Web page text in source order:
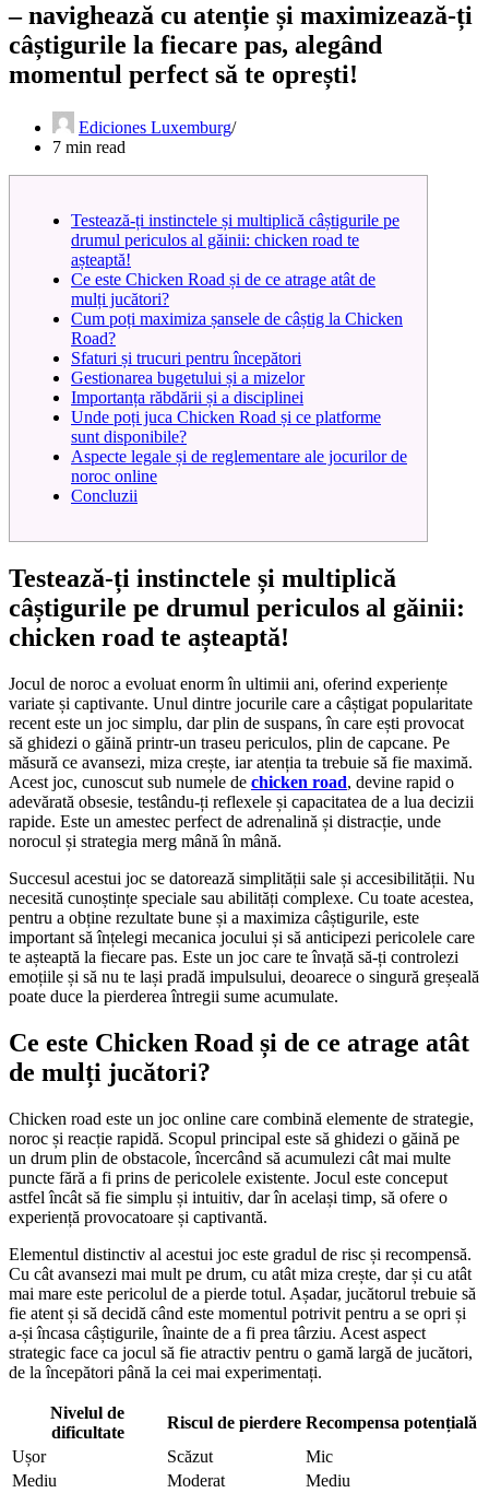
– navighează cu atenție și maximizează-ți
câștigurile la fiecare pas, alegând
momentul perfect să te oprești!
Ediciones Luxemburg
7 min read
Testează-ți instinctele și multiplică câștigurile pe
drumul periculos al găinii: chicken road te
așteaptă!
Ce este Chicken Road și de ce atrage atât de
mulți jucători?
Cum poți maximiza șansele de câștig la Chicken
Road?
Sfaturi și trucuri pentru începători
Gestionarea bugetului și a mizelor
Importanța răbdării și a disciplinei
Unde poți juca Chicken Road și ce platforme
sunt disponibile?
Aspecte legale și de reglementare ale jocurilor de
noroc online
Concluzii
Testează-ți instinctele și multiplică
câștigurile pe drumul periculos al găinii:
chicken road te așteaptă!
Jocul de noroc a evoluat enorm în ultimii ani, oferind experiențe
variate și captivante. Unul dintre jocurile care a câștigat popularitate
recent este un joc simplu, dar plin de suspans, în care ești provocat
să ghidezi o găină printr-un traseu periculos, plin de capcane. Pe
măsură ce avansezi, miza crește, iar atenția ta trebuie să fie maximă.
Acest joc, cunoscut sub numele de chicken road, devine rapid o
adevărată obsesie, testându-ți reflexele și capacitatea de a lua decizii
rapide. Este un amestec perfect de adrenalină și distracție, unde
norocul și strategia merg mână în mână.
Succesul acestui joc se datorează simplității sale și accesibilității. Nu
necesită cunoștințe speciale sau abilități complexe. Cu toate acestea,
pentru a obține rezultate bune și a maximiza câștigurile, este
important să înțelegi mecanica jocului și să anticipezi pericolele care
te așteaptă la fiecare pas. Este un joc care te învață să-ți controlezi
emoțiile și să nu te lași pradă impulsului, deoarece o singură greșeală
poate duce la pierderea întregii sume acumulate.
Ce este Chicken Road și de ce atrage atât
de mulți jucători?
Chicken road este un joc online care combină elemente de strategie,
noroc și reacție rapidă. Scopul principal este să ghidezi o găină pe
un drum plin de obstacole, încercând să acumulezi cât mai multe
puncte fără a fi prins de pericolele existente. Jocul este conceput
astfel încât să fie simplu și intuitiv, dar în același timp, să ofere o
experiență provocatoare și captivantă.
Elementul distinctiv al acestui joc este gradul de risc și recompensă.
Cu cât avansezi mai mult pe drum, cu atât miza crește, dar și cu atât
mai mare este pericolul de a pierde totul. Așadar, jucătorul trebuie să
fie atent și să decidă când este momentul potrivit pentru a se opri și
a-și încasa câștigurile, înainte de a fi prea târziu. Acest aspect
strategic face ca jocul să fie atractiv pentru o gamă largă de jucători,
de la începători până la cei mai experimentați.
Nivelul de
dificultate
Riscul de pierdere Recompensa potențială
Ușor
Scăzut
Mic
Mediu
Moderat
Mediu